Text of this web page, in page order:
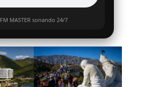
FM MASTER sonando 24/7